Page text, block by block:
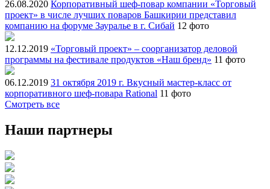
26.08.2020 Корпоративный шеф-повар компании «Торговый
проект» в числе лучших поваров Башкирии представил
компанию на форуме Зауралье в г. Сибай 12 фото
12.12.2019 «Торговый проект» – соорганизатор деловой
программы на фестивале продуктов «Наш бренд» 11 фото
06.12.2019 31 октября 2019 г. Вкусный мастер-класс от
корпоративного шеф-повара Rational 11 фото
Смотреть все
Наши партнеры